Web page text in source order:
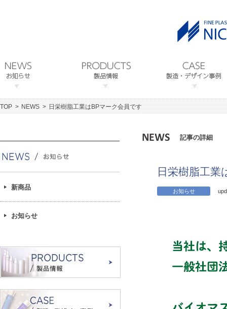
TOP NEWS 日栄樹脂工業はBPマーク会員です
記事の詳細
日栄樹脂工業
お知らせ
新商品
お知らせ